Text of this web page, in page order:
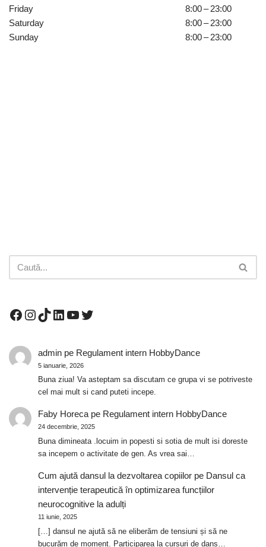
Friday
8:00 – 23:00
Saturday
8:00 – 23:00
Sunday
8:00 – 23:00
adminpe Regulament intern HobbyDance
5 ianuarie, 2026
Buna ziua! Va asteptam sa discutam ce grupa vi se potriveste
cel mai mult si cand puteti incepe.
Faby Horecape Regulament intern HobbyDance
24 decembrie, 2025
Buna dimineata .locuim in popesti si sotia de mult isi doreste
sa incepem o activitate de gen. As vrea sai…
Cum ajută dansul la dezvoltarea copiilorpe Dansul ca
intervenție terapeutică în optimizarea funcțiilor
neurocognitive la adulți
11 iunie, 2025
[…] dansul ne ajută să ne eliberăm de tensiuni și să ne
bucurăm de moment. Participarea la cursuri de dans…